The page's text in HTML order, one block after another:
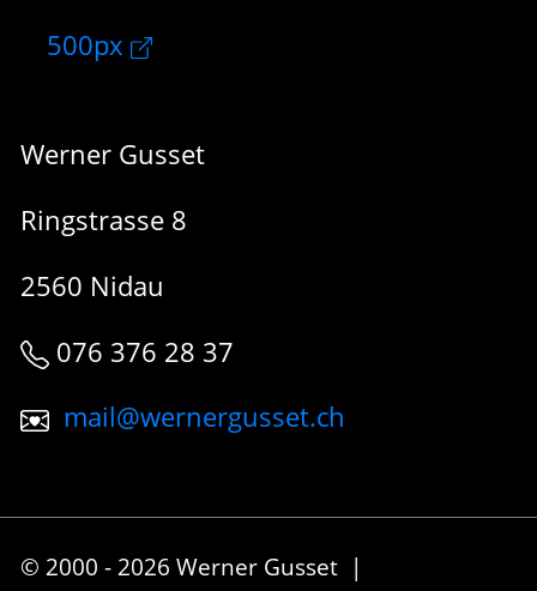
500px
Werner Gusset
Ringstrasse 8
2560 Nidau
076 376 28 37
mail@wernergusset.ch
© 2000 - 2026 Werner Gusset |